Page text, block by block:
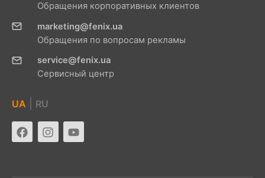
Обращения корпоративных клиентов
marketing@fenix.ua
Обращения по вопросам рекламы
service@fenix.ua
Сервисный центр
UA RU